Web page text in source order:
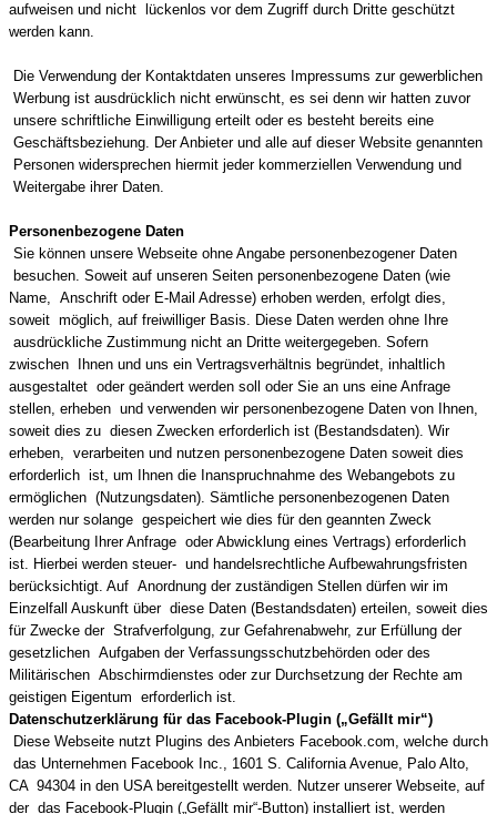
aufweisen und nicht lückenlos vor dem Zugriff durch Dritte geschützt
werden kann.
Die Verwendung der Kontaktdaten unseres Impressums zur gewerblichen
Werbung ist ausdrücklich nicht erwünscht, es sei denn wir hatten zuvor
unsere schriftliche Einwilligung erteilt oder es besteht bereits eine
Geschäftsbeziehung. Der Anbieter und alle auf dieser Website genannten
Personen widersprechen hiermit jeder kommerziellen Verwendung und
Weitergabe ihrer Daten.
Personenbezogene Daten
Sie können unsere Webseite ohne Angabe personenbezogener Daten
besuchen. Soweit auf unseren Seiten personenbezogene Daten (wie
Name, Anschrift oder E-Mail Adresse) erhoben werden, erfolgt dies,
soweit möglich, auf freiwilliger Basis. Diese Daten werden ohne Ihre
ausdrückliche Zustimmung nicht an Dritte weitergegeben. Sofern
zwischen Ihnen und uns ein Vertragsverhältnis begründet, inhaltlich
ausgestaltet oder geändert werden soll oder Sie an uns eine Anfrage
stellen, erheben und verwenden wir personenbezogene Daten von Ihnen,
soweit dies zu diesen Zwecken erforderlich ist (Bestandsdaten). Wir
erheben, verarbeiten und nutzen personenbezogene Daten soweit dies
erforderlich ist, um Ihnen die Inanspruchnahme des Webangebots zu
ermöglichen (Nutzungsdaten). Sämtliche personenbezogenen Daten
werden nur solange gespeichert wie dies für den geannten Zweck
(Bearbeitung Ihrer Anfrage oder Abwicklung eines Vertrags) erforderlich
ist. Hierbei werden steuer- und handelsrechtliche Aufbewahrungsfristen
berücksichtigt. Auf Anordnung der zuständigen Stellen dürfen wir im
Einzelfall Auskunft über diese Daten (Bestandsdaten) erteilen, soweit dies
für Zwecke der Strafverfolgung, zur Gefahrenabwehr, zur Erfüllung der
gesetzlichen Aufgaben der Verfassungsschutzbehörden oder des
Militärischen Abschirmdienstes oder zur Durchsetzung der Rechte am
geistigen Eigentum erforderlich ist.
Datenschutzerklärung für das Facebook-Plugin („Gefällt mir“)
Diese Webseite nutzt Plugins des Anbieters Facebook.com, welche durch
das Unternehmen Facebook Inc., 1601 S. California Avenue, Palo Alto,
CA 94304 in den USA bereitgestellt werden. Nutzer unserer Webseite, auf
der das Facebook-Plugin („Gefällt mir“-Button) installiert ist, werden